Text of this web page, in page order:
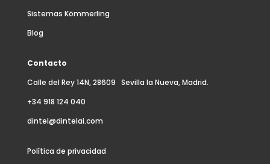
Sistemas Kömmerling
Blog
Contacto
Calle del Rey 14N, 28609 Sevilla la Nueva, Madrid.
+34 918 124 040
dintel@dintelai.com
Política de privacidad